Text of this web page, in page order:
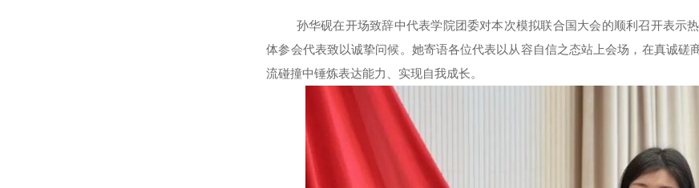
孙华砚在开场致辞中代表学院团委对本次模拟联合国大会的顺利召开表示
体参会代表致以诚挚问候。她寄语各位代表以从容自信之态站上会场，在真诚
流碰撞中锤炼表达能力、实现自我成长。